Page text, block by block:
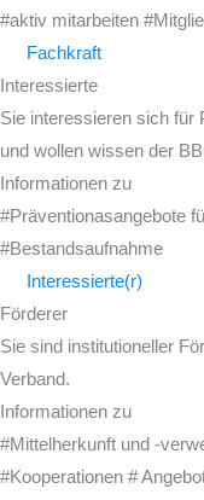
#aktiv mitarbeiten
Fachkraft
Interessierte
Sie interessieren sich für
und wollen wissen der
Informationen zu
#Präventionasangebote
#Bestandsaufnahme
Interessierte(r)
Förderer
Sie sind institutioneller
Verband.
Informationen zu
#Mittelherkunft und -
#Kooperationen #